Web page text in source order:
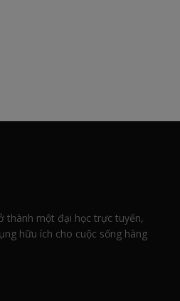
thành một đại học trực tuyến,
hữu ích cho cuộc sống hàng